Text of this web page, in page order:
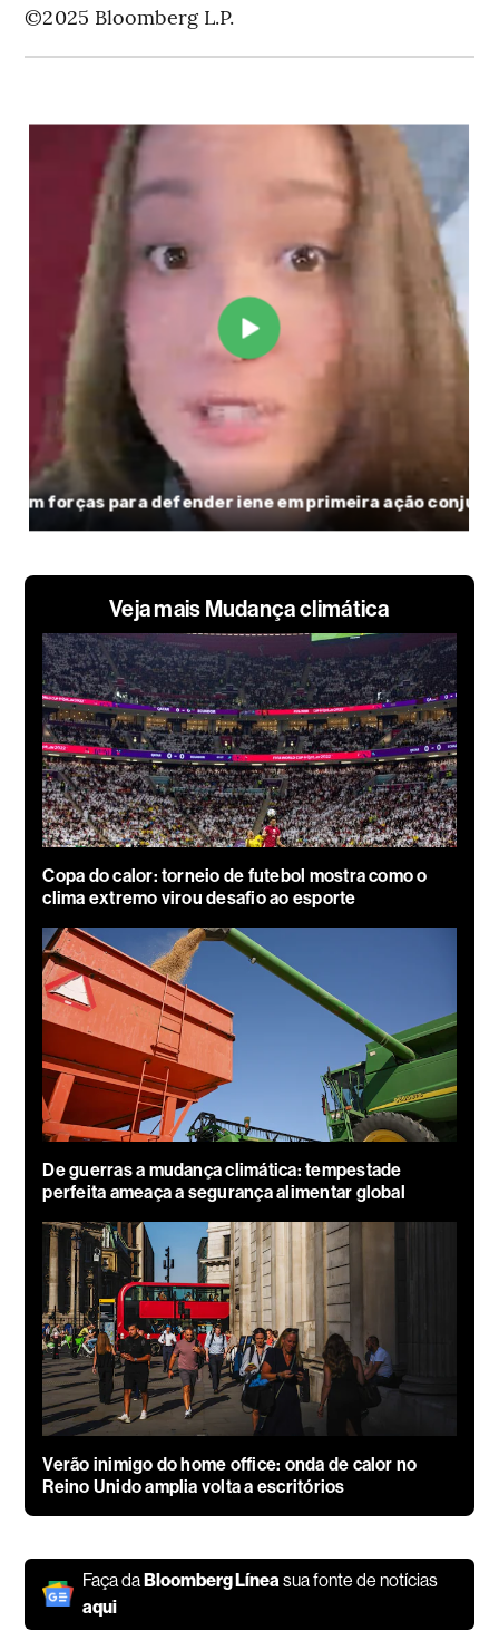
©2025 Bloomberg L.P.
Veja mais Mudança climática
Copa do calor: torneio de futebol mostra como o
clima extremo virou desafio ao esporte
De guerras a mudança climática: tempestade
perfeita ameaça a segurança alimentar global
Verão inimigo do home office: onda de calor no
Reino Unido amplia volta a escritórios
Faça daBloomberg Línea sua fonte de notícias
aqui